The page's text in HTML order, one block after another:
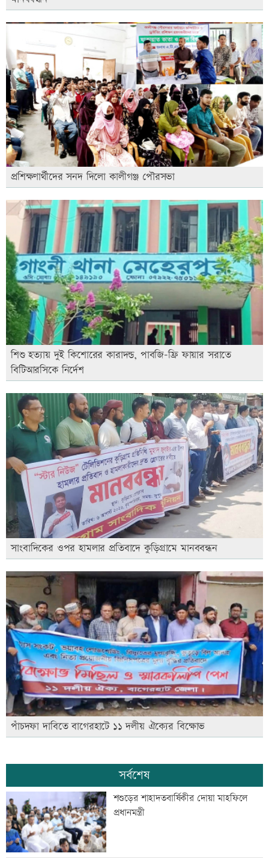
প্রশিক্ষণার্থীদের সনদ দিলো কালীগঞ্জ পৌরসভা
শিশু হত্যায় দুই কিশোরের কারাদন্ড, পাবজি-ফ্রি ফায়ার সরাতে
বিটিআরসিকে নির্দেশ
সাংবাদিকের ওপর হামলার প্রতিবাদে কুড়িগ্রামে মানববন্ধন
পাঁচদফা দাবিতে বাগেরহাটে ১১ দলীয় ঐক্যের বিক্ষোভ
সর্বশেষ
শশুড়ের শাহাদতবার্ষিকীর দোয়া মাহফিলে
প্রধানমন্ত্রী